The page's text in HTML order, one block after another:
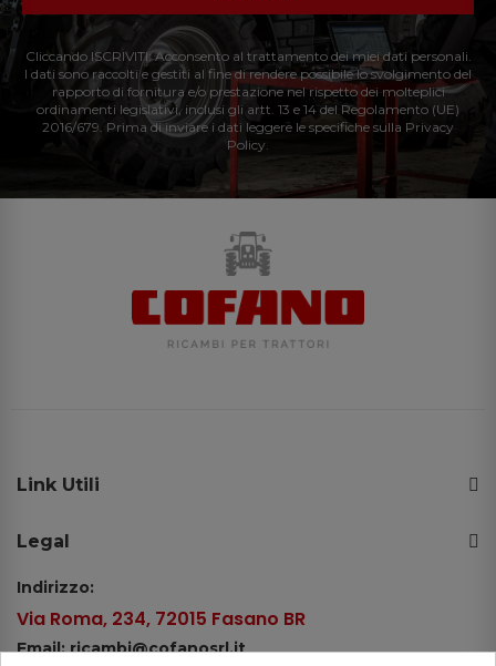
Cliccando ISCRIVITI: Acconsento al trattamento dei miei dati personali.
I dati sono raccolti e gestiti al fine di rendere possibile lo svolgimento del
rapporto di fornitura e/o prestazione nel rispetto dei molteplici
ordinamenti legislativi, inclusi gli artt. 13 e 14 del Regolamento (UE)
2016/679. Prima di inviare i dati leggere le specifiche sulla Privacy
Policy.
Link Utili
Legal
Indirizzo:
Via Roma, 234, 72015 Fasano BR
Email: ricambi@cofanosrl.it